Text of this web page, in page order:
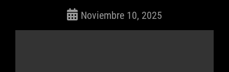
Noviembre 10, 2025